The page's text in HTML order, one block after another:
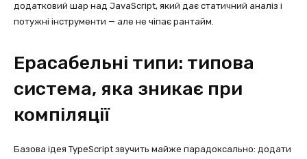
додатковий шар над JavaScript, який дає статичний аналіз і
потужні інструменти — але не чіпає рантайм.
Ерасабельні типи: типова
система, яка зникає при
компіляції
Базова ідея TypeScript звучить майже парадоксально: додати